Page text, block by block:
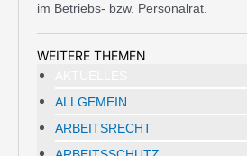
im Betriebs- bzw. Personalrat.
WEITERE THEMEN
ALLGEMEIN
ARBEITSRECHT